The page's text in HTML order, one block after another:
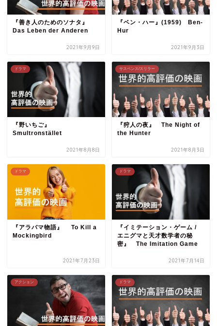
『善き人のためのソナタ』
Das Leben der Anderen
2021年9月9日
『ベン・ハー』(1959) Ben-
Hur
2021年9月3日
ドラマ
『野いちご』
Smultronstället
2021年8月8日
サスペンス/スリラー
『狩人の夜』 The Night of
the Hunter
2021年8月3日
ドラマ
『アラバマ物語』 To Kill a
Mockingbird
2021年7月23日
ドラマ
『イミテーション・ゲーム /
エニグマと天才数学者の秘
密』 The Imitation Game
2021年7月14日
アクション ドラマ